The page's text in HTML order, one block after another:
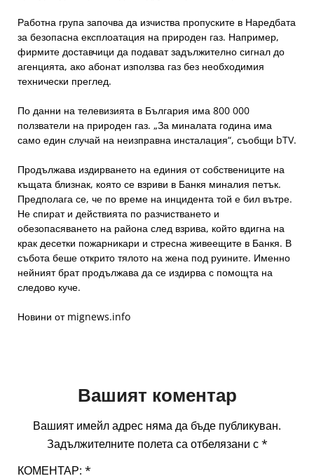
Работна група започва да изчиства пропуските в Наредбата
за безопасна експлоатация на природен газ. Например,
фирмите доставчици да подават задължително сигнал до
агенцията, ако абонат използва газ без необходимия
технически преглед.
По данни на телевизията в България има 800 000
ползватели на природен газ. „За миналата година има
само един случай на неизправна инсталация“, съобщи bTV.
Продължава издирването на единия от собствениците на
къщата близнак, която се взриви в Банкя миналия петък.
Предполага се, че по време на инцидента той е бил вътре.
Не спират и действията по разчистването и
обезопасяването на района след взрива, който вдигна на
крак десетки пожарникари и стресна живеещите в Банкя. В
събота беше открито тялото на жена под руините. Именно
нейният брат продължава да се издирва с помощта на
следово куче.
Новини от mignews.info
Вашият коментар
Вашият имейл адрес няма да бъде публикуван.
Задължителните полета са отбелязани с*
КОМЕНТАР: *